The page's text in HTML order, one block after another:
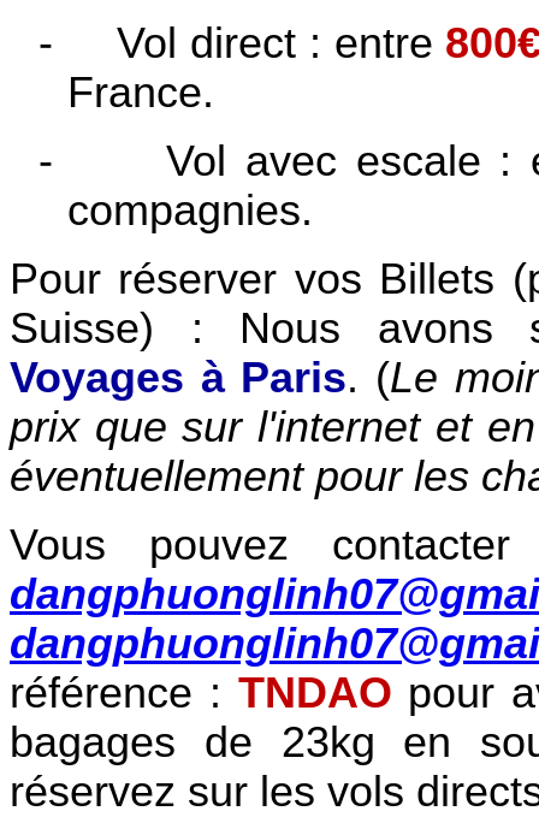
-
Vol direct : entre
France.
-
Vol avec escale :
compagnies.
Pour réserver vos Billets
Suisse) : Nous avons
Voyages à Paris. (Le
prix que sur l'internet et
éventuellement pour les
Vous pouvez
référence : TNDAO pour
bagages de 23kg en
réservez sur les vols